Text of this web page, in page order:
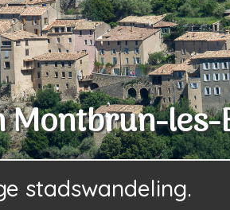
Montbrun-
stadswandeling.